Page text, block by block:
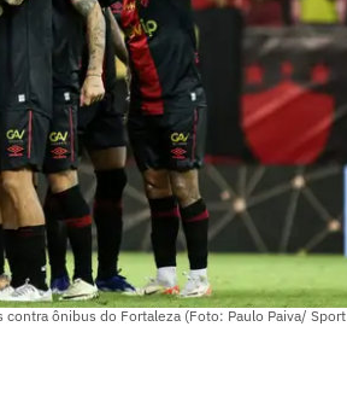
ônibus do Fortaleza (Foto: Paulo Paiva/ Sport